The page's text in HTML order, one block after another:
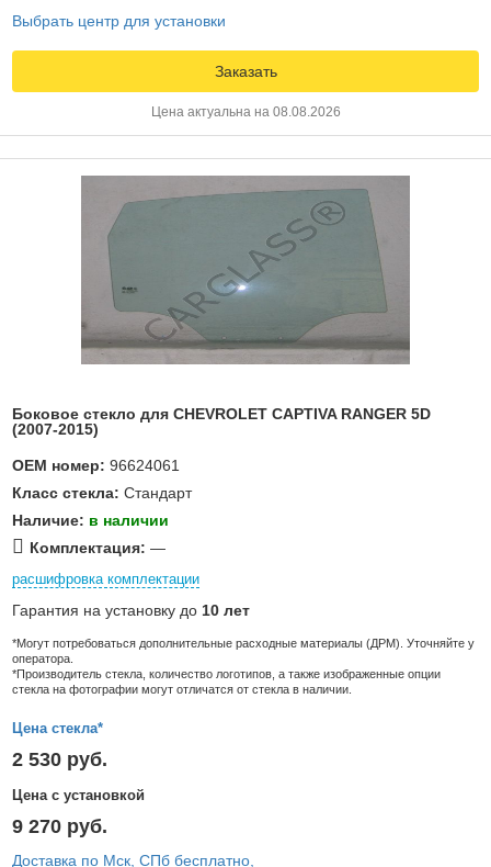
Выбрать центр для установки
Заказать
Цена актуальна на 08.08.2026
Боковое стекло для CHEVROLET CAPTIVA RANGER 5D
(2007-2015)
OEM номер: 96624061
Класс стекла: Стандарт
Наличие: в наличии
Комплектация: —
расшифровка комплектации
Гарантия на установку до 10 лет
*Могут потребоваться дополнительные расходные материалы (ДРМ). Уточняйте у
оператора.
*Производитель стекла, количество логотипов, а также изображенные опции
стекла на фотографии могут отличатся от стекла в наличии.
Цена стекла*
2 530 руб.
Цена с установкой
9 270 руб.
Доставка по Мск, СПб бесплатно,